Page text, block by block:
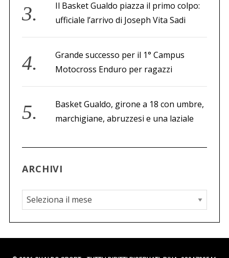
Il Basket Gualdo piazza il primo colpo:
ufficiale l’arrivo di Joseph Vita Sadi
Grande successo per il 1° Campus
Motocross Enduro per ragazzi
Basket Gualdo, girone a 18 con umbre,
marchigiane, abruzzesi e una laziale
ARCHIVI
A
r
c
h
i